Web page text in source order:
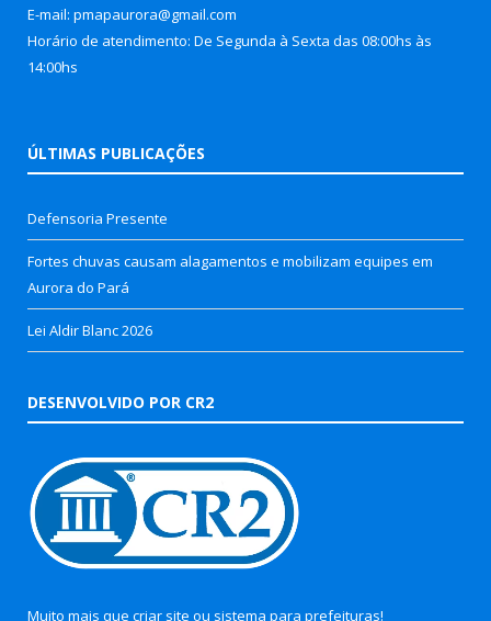
E-mail: pmapaurora@gmail.com
Horário de atendimento: De Segunda à Sexta das 08:00hs às
14:00hs
ÚLTIMAS PUBLICAÇÕES
Defensoria Presente
Fortes chuvas causam alagamentos e mobilizam equipes em
Aurora do Pará
Lei Aldir Blanc 2026
DESENVOLVIDO POR CR2
Muito mais que criar site ou sistema para prefeituras!